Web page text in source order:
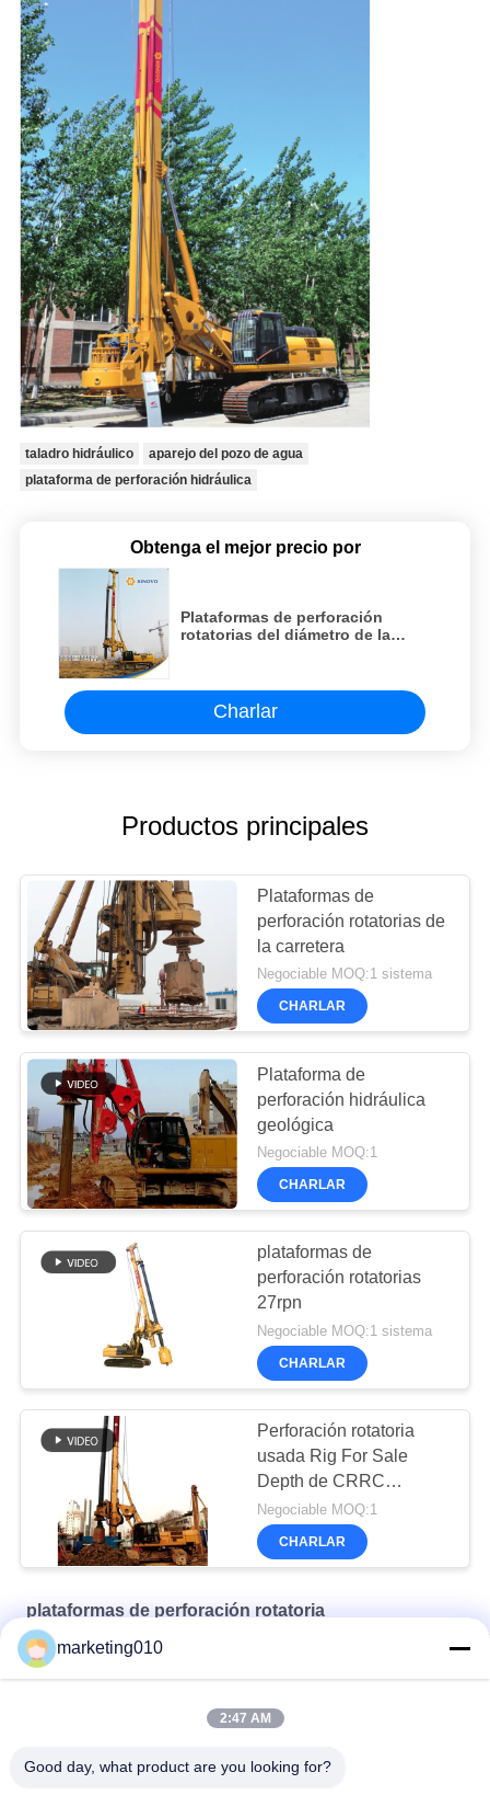
taladro hidráulico
aparejo del pozo de agua
plataforma de perforación hidráulica
Obtenga el mejor precio por
Plataformas de perforación
rotatorias del diámetro de la
Charlar
Productos principales
Plataformas de
perforación rotatorias de
la carretera
Negociable MOQ:1 sistema
CHARLAR
Plataforma de
perforación hidráulica
geológica
Negociable MOQ:1
CHARLAR
plataformas de
perforación rotatorias
27rpn
Negociable MOQ:1 sistema
CHARLAR
Perforación rotatoria
usada Rig For Sale
Depth de CRRC
TR250D los 80m
Negociable MOQ:1
CHARLAR
plataformas de perforación rotatoria
Perforadora rotativa TR60
marketing010
2:47 AM
Good day, what product are you looking for?